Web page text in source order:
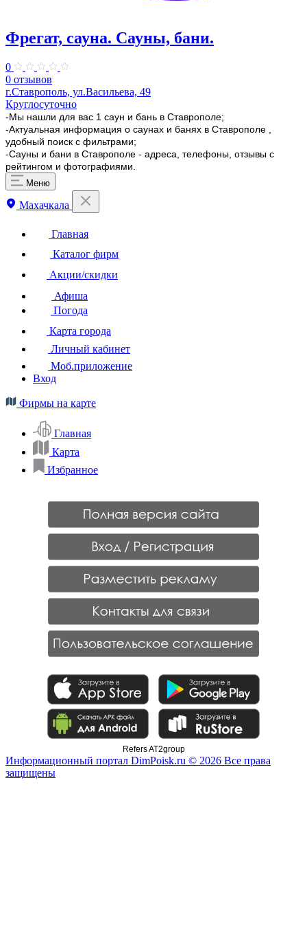
Фрегат, сауна. Сауны, бани.
0
0 отзывов
г.Ставрополь, ул.Васильева, 49
Круглосуточно
-Мы нашли для вас 1 саун и бань в Ставрополе;
-Актуальная информация о саунах и банях в Ставрополе ,
удобный поиск с фильтрами;
-Сауны и бани в Ставрополе - адреса, телефоны, отзывы с
рейтингом и фотографиями.
Меню
Махачкала
Главная
Каталог фирм
Акции/скидки
Афиша
Погода
Карта города
Личный кабинет
Моб.приложение
Вход
Фирмы на карте
Главная
Карта
Избранное
Refers AT2group
Информационный портал DimPoisk.ru © 2026 Все права
защищены